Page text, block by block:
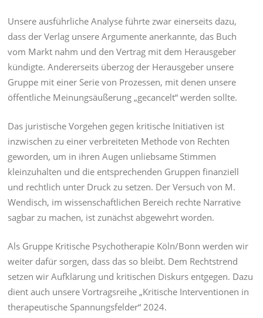
Unsere ausführliche Analyse führte zwar einerseits dazu,
dass der Verlag unsere Argumente anerkannte, das Buch
vom Markt nahm und den Vertrag mit dem Herausgeber
kündigte. Andererseits überzog der Herausgeber unsere
Gruppe mit einer Serie von Prozessen, mit denen unsere
öffentliche Meinungsäußerung „gecancelt“ werden sollte.
Das juristische Vorgehen gegen kritische Initiativen ist
inzwischen zu einer verbreiteten Methode von Rechten
geworden, um in ihren Augen unliebsame Stimmen
kleinzuhalten und die entsprechenden Gruppen finanziell
und rechtlich unter Druck zu setzen. Der Versuch von M.
Wendisch, im wissenschaftlichen Bereich rechte Narrative
sagbar zu machen, ist zunächst abgewehrt worden.
Als Gruppe Kritische Psychotherapie Köln/Bonn werden wir
weiter dafür sorgen, dass das so bleibt. Dem Rechtstrend
setzen wir Aufklärung und kritischen Diskurs entgegen. Dazu
dient auch unsere Vortragsreihe „Kritische Interventionen in
therapeutische Spannungsfelder“ 2024.